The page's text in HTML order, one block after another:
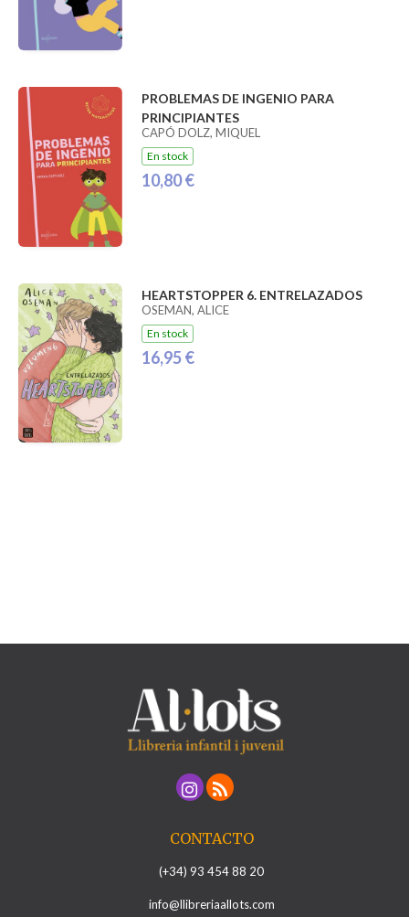
PROBLEMAS DE INGENIO PARA
PRINCIPIANTES
CAPÓ DOLZ, MIQUEL
En stock
10,80 €
HEARTSTOPPER 6. ENTRELAZADOS
OSEMAN, ALICE
En stock
16,95 €
CONTACTO
(+34) 93 454 88 20
info@llibreriaallots.com